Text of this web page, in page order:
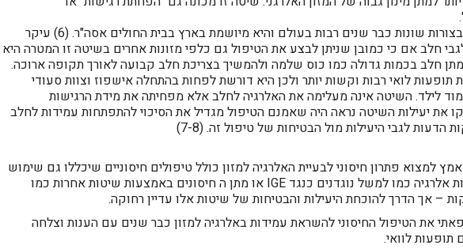
שיטה זו נוסתה בצורות שונות כבר שנים רבות בעולם והיא מיושמת בארץ בבית החולים אסה"ר. (6) עיקר
חלב אם כי כמובן שניתן לבצע את הטיפול גם כלפי מזונות אחרים בשיטה זו המטרה היא
חלב בכמות גדולה כמו כוס שלמה ולהמשיך בצריכת חלב קבועה לאורך תקופה ארוכה.
תופעות לואי רבות וקשות יותר ולכן היא דורשת לפחות בהתחלה אישפוז וצוות סעודי
לילד. השיטה אינה מעלימה את האלרגיה לחלב אלא מפחיתה את מידת הרגישות
את יעילות השיטה נראה היה שאמנם הטיפול מגדיל את הסיכוי להתפתחות עמידות לחלב
הדעות לגבי היעילות מול הבטיחות של טיפול זה. (7-8)
למצוא פתרון חיסוני לבעיית האלרגיה למזון כולל טיפולים חיסוניים שיכללו גם שימוש
בתרופות מעכבות אלרגיה כמו למשל נוגדנים כנגד IGE או מתן ה חיסונים באמצעות שיטות אחרות כמו
– אך הדרך להוכחת היעילות והבטיחות של שיטות אלו עדיין רחוקה.
את הטיפול החיסוני להשראת עמידות באלרגיה למזון כבר שנים עם הענות וצלחה
תופעות לוואי.